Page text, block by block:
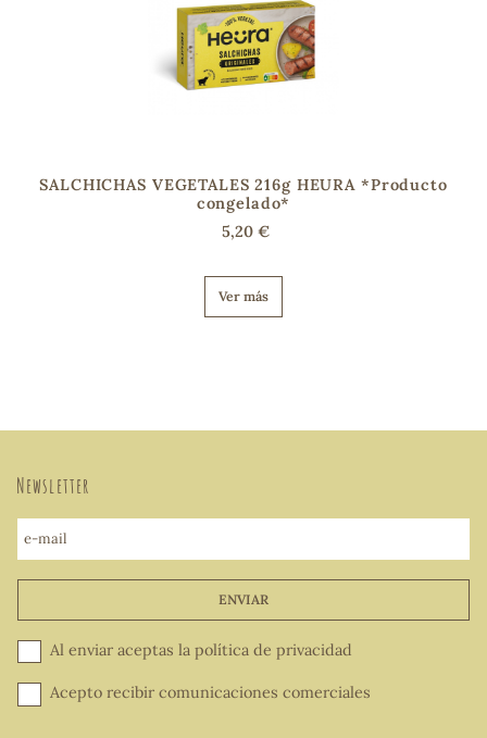
SALCHICHAS VEGETALES 216g HEURA *Producto
congelado*
5,20 €
Ver más
Newsletter
e-mail
ENVIAR
Al enviar aceptas la política de privacidad
Acepto recibir comunicaciones comerciales